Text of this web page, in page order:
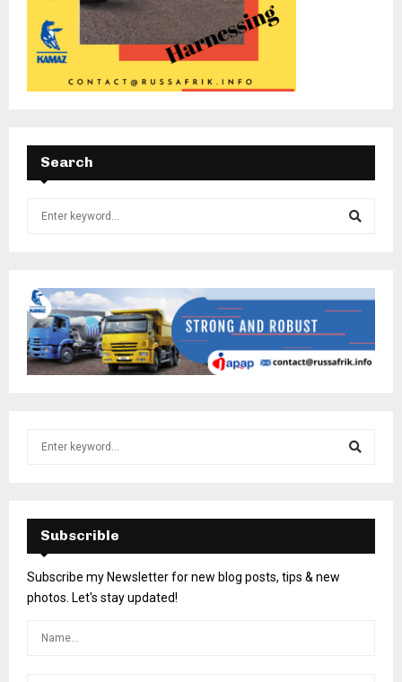
Search
Subscrible
Subscribe my Newsletter for new blog posts, tips & new
photos. Let's stay updated!